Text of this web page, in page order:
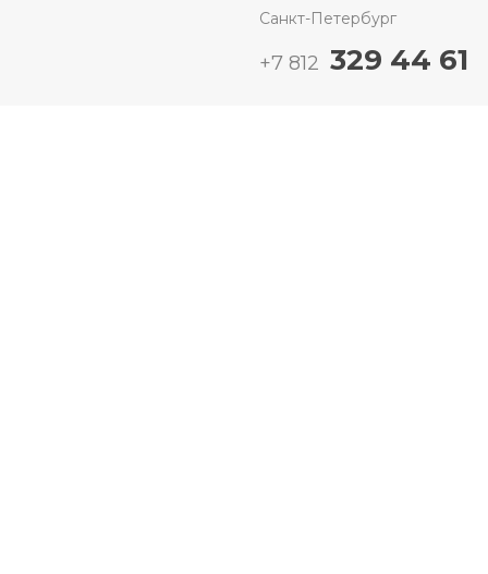
Санкт-Петербург
+7 812 329 44 61